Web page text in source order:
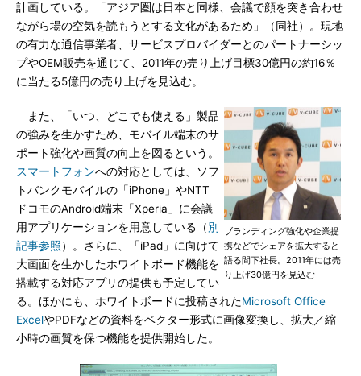
計画している。「アジア圏は日本と同様、会議で顔を突き合わせ
ながら場の空気を読もうとする文化があるため」（同社）。現地
の有力な通信事業者、サービスプロバイダーとのパートナーシッ
プやOEM販売を通じて、2011年の売り上げ目標30億円の約16％
に当たる5億円の売り上げを見込む。
ブランディング強化や企業提
携などでシェアを拡大すると
語る間下社長。2011年には売
り上げ30億円を見込む
また、「いつ、どこでも使える」製品
の強みを生かすため、モバイル端末のサ
ポート強化や画質の向上を図るという。
スマートフォンへの対応としては、ソフ
トバンクモバイルの「iPhone」やNTT
ドコモのAndroid端末「Xperia」に会議
用アプリケーションを用意している（別
記事参照）。さらに、「iPad」に向けて
大画面を生かしたホワイトボード機能を
搭載する対応アプリの提供も予定してい
る。ほかにも、ホワイトボードに投稿されたMicrosoft Office
ExcelやPDFなどの資料をベクター形式に画像変換し、拡大／縮
小時の画質を保つ機能を提供開始した。